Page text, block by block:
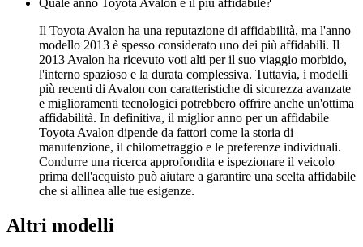
Il Toyota Avalon ha una reputazione di affidabilità, ma l'anno
modello 2013 è spesso considerato uno dei più affidabili. Il
2013 Avalon ha ricevuto voti alti per il suo viaggio morbido,
l'interno spazioso e la durata complessiva. Tuttavia, i modelli
più recenti di Avalon con caratteristiche di sicurezza avanzate
e miglioramenti tecnologici potrebbero offrire anche un'ottima
affidabilità. In definitiva, il miglior anno per un affidabile
Toyota Avalon dipende da fattori come la storia di
manutenzione, il chilometraggio e le preferenze individuali.
Condurre una ricerca approfondita e ispezionare il veicolo
prima dell'acquisto può aiutare a garantire una scelta affidabile
che si allinea alle tue esigenze.
Altri modelli